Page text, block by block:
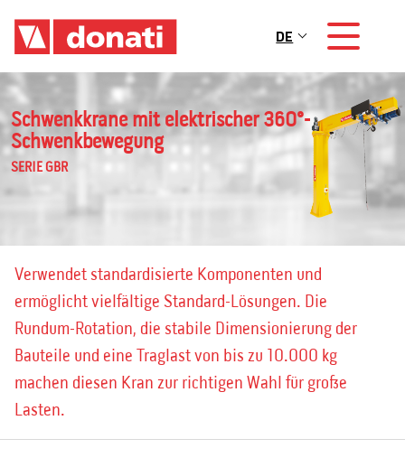
DE
Main navigation
Schwenkkrane mit elektrischer 360°-
Schwenkbewegung
SERIE GBR
Verwendet standardisierte Komponenten und
ermöglicht vielfältige Standard-Lösungen. Die
Rundum-Rotation, die stabile Dimensionierung der
Bauteile und eine Traglast von bis zu 10.000 kg
machen diesen Kran zur richtigen Wahl für große
Lasten.